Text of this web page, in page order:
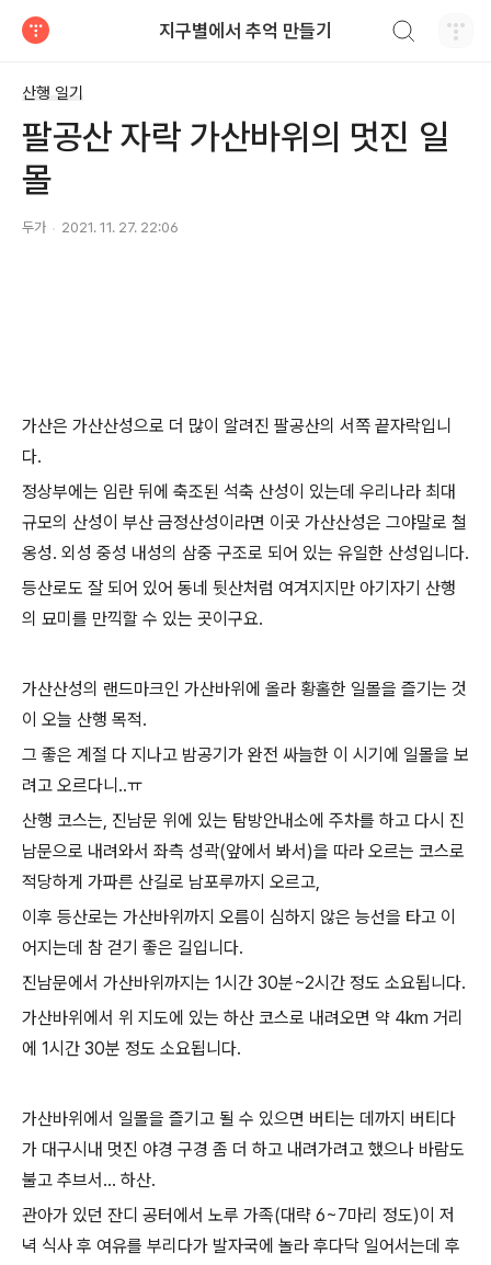
지구별에서 추억 만들기
산행 일기
팔공산 자락 가산바위의 멋진 일
몰
두가 2021. 11. 27. 22:06
가산은 가산산성으로 더 많이 알려진 팔공산의 서쪽 끝자락입니
다.
정상부에는 임란 뒤에 축조된 석축 산성이 있는데 우리나라 최대
규모의 산성이 부산 금정산성이라면 이곳 가산산성은 그야말로 철
옹성. 외성 중성 내성의 삼중 구조로 되어 있는 유일한 산성입니다.
등산로도 잘 되어 있어 동네 뒷산처럼 여겨지지만 아기자기 산행
의 묘미를 만끽할 수 있는 곳이구요.
가산산성의 랜드마크인 가산바위에 올라 황홀한 일몰을 즐기는 것
이 오늘 산행 목적.
그 좋은 계절 다 지나고 밤공기가 완전 싸늘한 이 시기에 일몰을 보
려고 오르다니..ㅠ
산행 코스는, 진남문 위에 있는 탐방안내소에 주차를 하고 다시 진
남문으로 내려와서 좌측 성곽(앞에서 봐서)을 따라 오르는 코스로
적당하게 가파른 산길로 남포루까지 오르고,
이후 등산로는 가산바위까지 오름이 심하지 않은 능선을 타고 이
어지는데 참 걷기 좋은 길입니다.
진남문에서 가산바위까지는 1시간 30분~2시간 정도 소요됩니다.
가산바위에서 위 지도에 있는 하산 코스로 내려오면 약 4km 거리
에 1시간 30분 정도 소요됩니다.
가산바위에서 일몰을 즐기고 될 수 있으면 버티는 데까지 버티다
가 대구시내 멋진 야경 구경 좀 더 하고 내려가려고 했으나 바람도
불고 추브서... 하산.
관아가 있던 잔디 공터에서 노루 가족(대략 6~7마리 정도)이 저
녁 식사 후 여유를 부리다가 발자국에 놀라 후다닥 일어서는데 후